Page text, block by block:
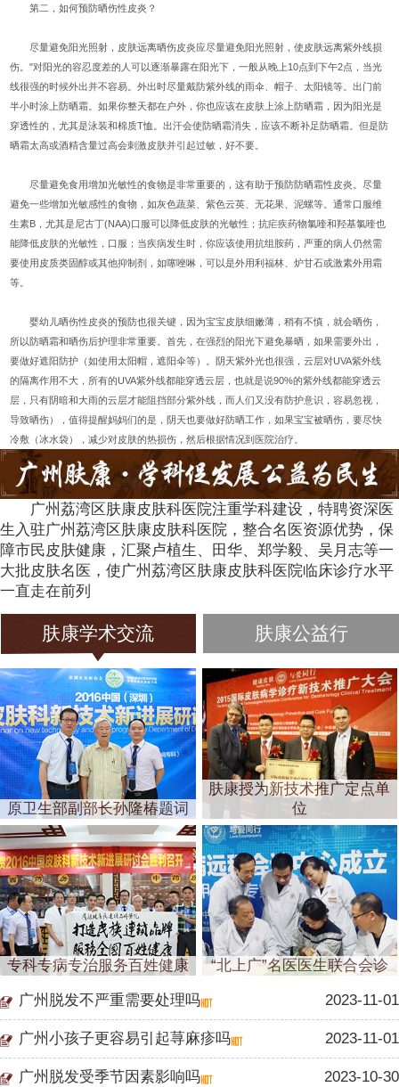
第二，如何预防晒伤性皮炎？
尽量避免阳光照射，皮肤远离晒伤皮炎应尽量避免阳光照射，使皮肤远离紫外线损
伤。"对阳光的容忍度差的人可以逐渐暴露在阳光下，一般从晚上10点到下午2点，当光
线很强的时候外出并不容易。外出时尽量戴防紫外线的雨伞、帽子、太阳镜等。出门前
半小时涂上防晒霜。如果你整天都在户外，你也应该在皮肤上涂上防晒霜，因为阳光是
穿透性的，尤其是泳装和棉质T恤。出汗会使防晒霜消失，应该不断补足防晒霜。但是防
晒霜太高或酒精含量过高会刺激皮肤并引起过敏，好不要。
尽量避免食用增加光敏性的食物是非常重要的，这有助于预防防晒霜性皮炎。尽量
避免一些增加光敏感性的食物，如灰色蔬菜、紫色云英、无花果、泥螺等。通常口服维
生素B，尤其是尼古丁(NAA)口服可以降低皮肤的光敏性；抗疟疾药物氯喹和羟基氯喹也
能降低皮肤的光敏性，口服；当疾病发生时，你应该使用抗组胺药，严重的病人仍然需
要使用皮质类固醇或其他抑制剂，如噻唑啉，可以是外用利福林、炉甘石或激素外用霜
等。
婴幼儿晒伤性皮炎的预防也很关键，因为宝宝皮肤细嫩薄，稍有不慎，就会晒伤，
所以防晒霜和晒伤后护理非常重要。首先，在强烈的阳光下避免暴晒，如果需要外出，
要做好遮阳防护（如使用太阳帽，遮阳伞等）。阴天紫外光也很强，云层对UVA紫外线
的隔离作用不大，所有的UVA紫外线都能穿透云层，也就是说90%的紫外线都能穿透云
层，只有阴暗和大雨的云层才能阻挡部分紫外线，而人们又没有防护意识，容易忽视，
导致晒伤），值得提醒妈妈们的是，阴天也要做好防晒工作，如果宝宝被晒伤，要尽快
冷敷（冰水袋），减少对皮肤的热损伤，然后根据情况到医院治疗。
广州荔湾区肤康皮肤科医院注重学科建设，特聘资深医
生入驻广州荔湾区肤康皮肤科医院，整合名医资源优势，保
障市民皮肤健康，汇聚卢植生、田华、郑学毅、吴月志等一
大批皮肤名医，使广州荔湾区肤康皮肤科医院临床诊疗水平
一直走在前列
肤康学术交流 肤康公益行
原卫生部副部长孙隆椿题词
肤康授为新技术推广定点单
位
专科专病专治服务百姓健康 “北上广”名医医生联合会诊
广州脱发不严重需要处理吗 2023-11-01
广州小孩子更容易引起荨麻疹吗 2023-11-01
广州脱发受季节因素影响吗 2023-10-30